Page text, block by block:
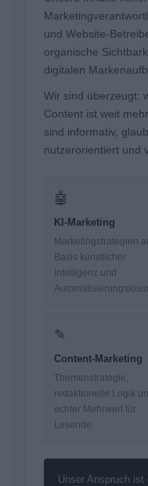
und Website-
organische
digitalen
Wir sind überzeugt:
Content ist weit
sind informativ,
nutzerorientiert und
🤖
KI-Marketing
Marketingstrategien
Basis künstlicher
Intelligenz und
✎
Content-Marketing
Themenstrategie,
redaktionelle Logik
echter Mehrwert für
Lesende.
Unser Anspruch